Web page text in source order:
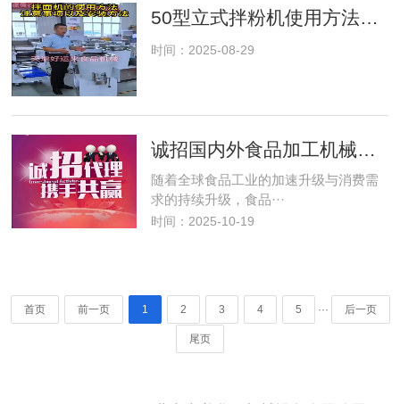
50型立式拌粉机使用方法及注意时项
时间：2025-08-29
诚招国内外食品加工机械代理商，共掘千亿蓝海市场
随着全球食品工业的加速升级与消费需
求的持续升级，食品···
时间：2025-10-19
首页 前一页 1 2 3 4 5 ··· 后一页
尾页